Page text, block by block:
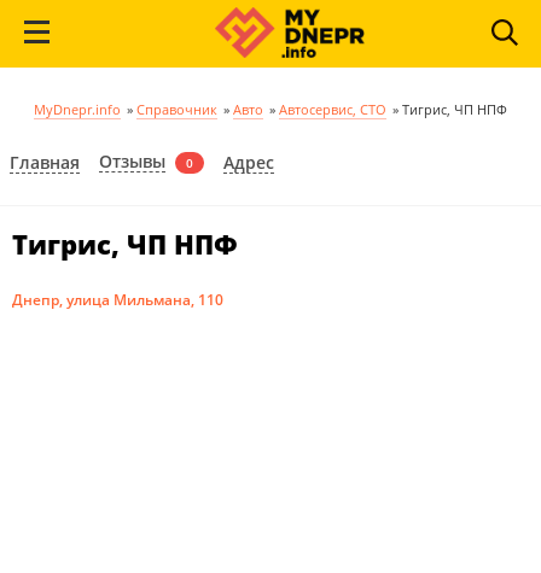
MyDnepr.info » Справочник » Авто » Автосервис, СТО » Тигрис, ЧП НПФ
Главная Отзывы 0 Адрес
Тигрис, ЧП НПФ
Днепр, улица Мильмана, 110